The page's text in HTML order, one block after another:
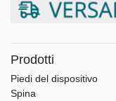
Prodotti
Piedi del dispositivo
Spina